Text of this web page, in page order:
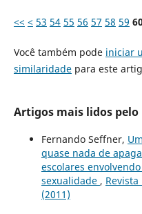
<< < 53 54 55 56 57 58 59
Você também pode iniciar
similaridadepara este
Artigos mais lidos
Fernando Seffner,
quase nada de
escolares
sexualidade ,
(2011)